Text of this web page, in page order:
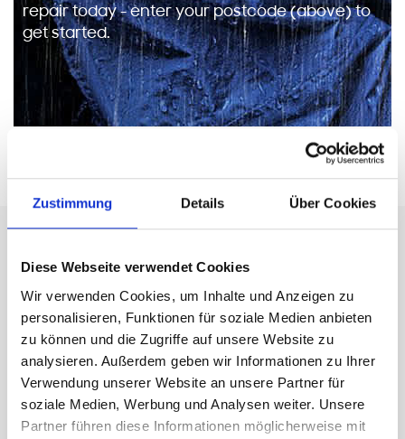
Zustimmung Details Über Cookies
Diese Webseite verwendet Cookies
Wir verwenden Cookies, um Inhalte und Anzeigen zu
personalisieren, Funktionen für soziale Medien anbieten
zu können und die Zugriffe auf unsere Website zu
analysieren. Außerdem geben wir Informationen zu Ihrer
Verwendung unserer Website an unsere Partner für
soziale Medien, Werbung und Analysen weiter. Unsere
Partner führen diese Informationen möglicherweise mit
repair today - enter your postcode (above) to
get started.
unser Service. Schnell und
bequem.